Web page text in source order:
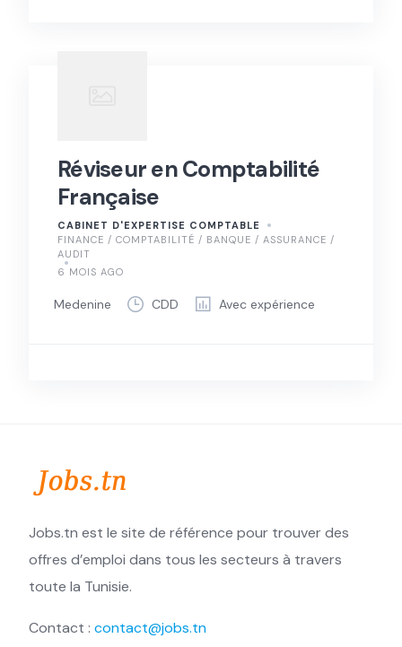
Réviseur en Comptabilité
Française
CABINET D'EXPERTISE COMPTABLE
FINANCE / COMPTABILITÉ / BANQUE / ASSURANCE /
AUDIT
6 MOIS AGO
Medenine CDD Avec expérience
Jobs.tn est le site de référence pour trouver des
offres d’emploi dans tous les secteurs à travers
toute la Tunisie.
Contact : contact@jobs.tn